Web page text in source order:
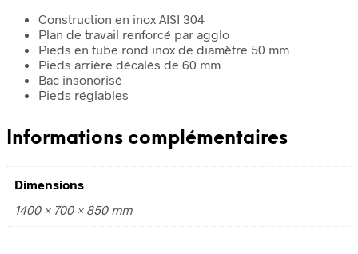
Construction en inox AISI 304
Plan de travail renforcé par agglo
Pieds en tube rond inox de diamètre 50 mm
Pieds arrière décalés de 60 mm
Bac insonorisé
Pieds réglables
Informations complémentaires
Dimensions
1400 × 700 × 850 mm